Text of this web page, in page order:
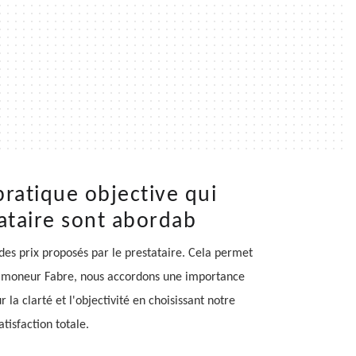
objective qui
sont abordab
prix proposés par le prestataire. Cela permet
Fabre, nous accordons une importance
la clarté et l'objectivité en choisissant notre
totale.